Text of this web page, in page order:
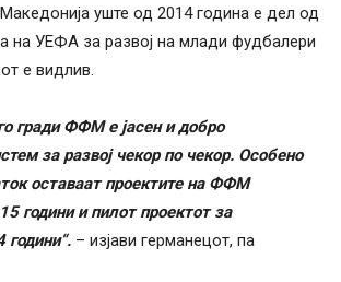
уште од 2014 година е дел од
на УЕФА за развој на млади фудбалери
е видлив.
гради ФФМ е јасен и добро
за развој чекор по чекор. Особено
оставаат проектите на ФФМ
години и пилот проектот за
– изјави германецот, па